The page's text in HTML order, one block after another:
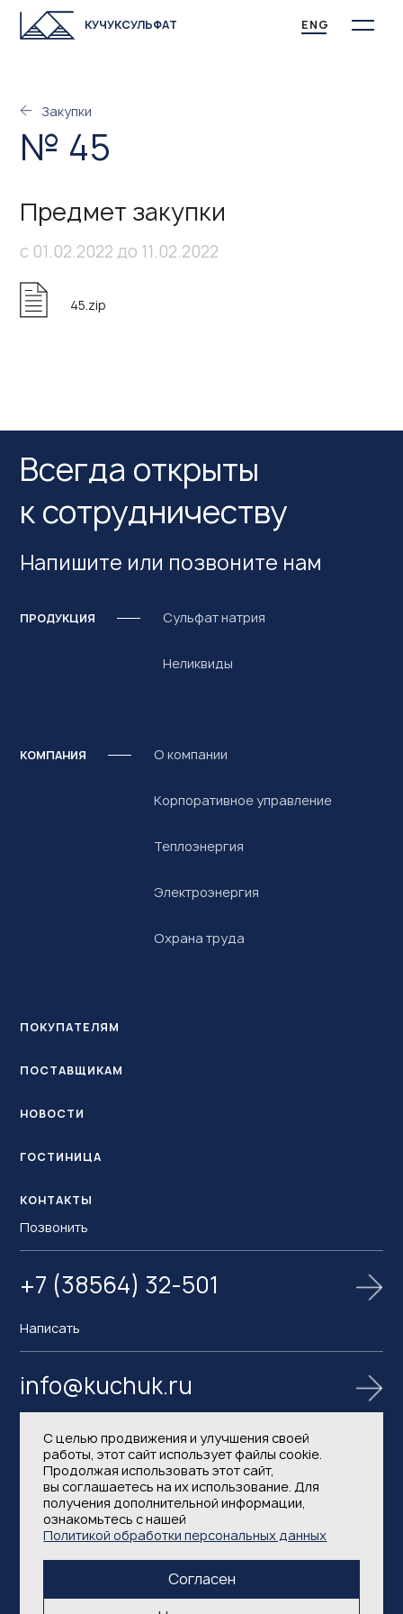
КУЧУКСУЛЬФАТ ENG
Закупки
№ 45
Предмет закупки
с 01.02.2022 до 11.02.2022
45.zip
Всегда открыты
к сотрудничеству
Напишите или позвоните нам
ПРОДУКЦИЯ Сульфат натрия
Неликвиды
КОМПАНИЯ О компании
Корпоративное управление
Теплоэнергия
Электроэнергия
Охрана труда
ПОКУПАТЕЛЯМ
ПОСТАВЩИКАМ
НОВОСТИ
ГОСТИНИЦА
КОНТАКТЫ
Позвонить
+7 (38564) 32-501
Написать
info@kuchuk.ru
Политика в области обработки и защиты
персональных данных
С целью продвижения и улучшения своей
работы, этот сайт использует файлы cookie.
Продолжая использовать этот сайт,
вы соглашаетесь на их использование. Для
получения дополнительной информации,
ознакомьтесь с нашей
Политикой обработки персональных данных
Согласен